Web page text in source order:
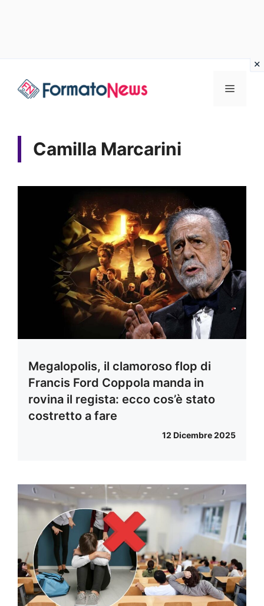
Menu
Camilla Marcarini
Megalopolis, il clamoroso flop di
Francis Ford Coppola manda in
rovina il regista: ecco cos’è stato
costretto a fare
12 Dicembre 2025